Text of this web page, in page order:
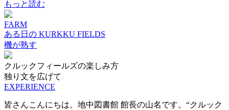
もっと読む
FARM
ある日の KURKKU FIELDS
機が熟す
クルックフィールズの楽しみ方
独り文を広げて
EXPERIENCE
皆さんこんにちは。地中図書館 館長の山名です。“クルック